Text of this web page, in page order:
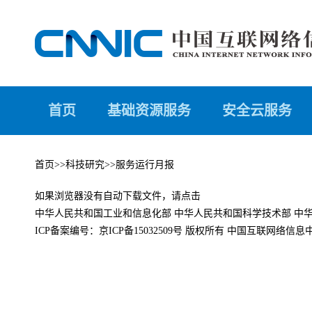
首页 基础资源服务 安全云服务
首页>>科技研究>>服务运行月报
如果浏览器没有自动下载文件，请点击
中华人民共和国工业和信息化部 中华人民共和国科学技术部 中
ICP备案编号： 京ICP备15032509号 版权所有 中国互联网络信息